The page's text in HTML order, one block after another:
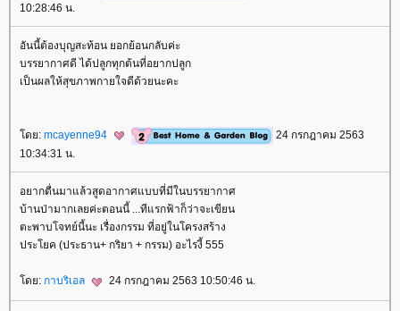
10:28:46 น.
อันนี้ต้องบุญสะท้อน ยอกย้อนกลับค่ะ
บรรยากาศดี ได้ปลูกทุกต้นที่อยากปลูก
เป็นผลให้สุขภาพกายใจดีด้วยนะคะ
ดย: mcayenne94
24 กรกฎาคม 2563
10:34:31 น.
อยากตื่นมาแล้วสูดอากาศแบบที่มีในบรรยากาศ
บ้านป่ามากเลยค่ะตอนนี้ ...ทีแรกฟ้าก็ว่าจะเขียน
ตะพาบโจทย์นี้นะ เรื่องกรรม ที่อยู่ในโครงสร้าง
ประโยค (ประธาน+ กริยา + กรรม) อะไรงี้ 555
ดย: กาบริเอล 24 กรกฎาคม 2563 10:50:46 น.